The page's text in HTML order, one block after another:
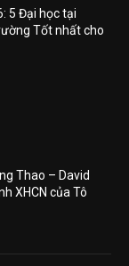
5 Đại học tại
Tốt nhất cho
Thao – David
XHCN của Tô